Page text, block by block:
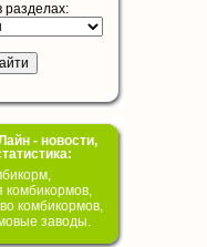
разделах:
- новости,
комбикормов,
комбикормов,
заводы.